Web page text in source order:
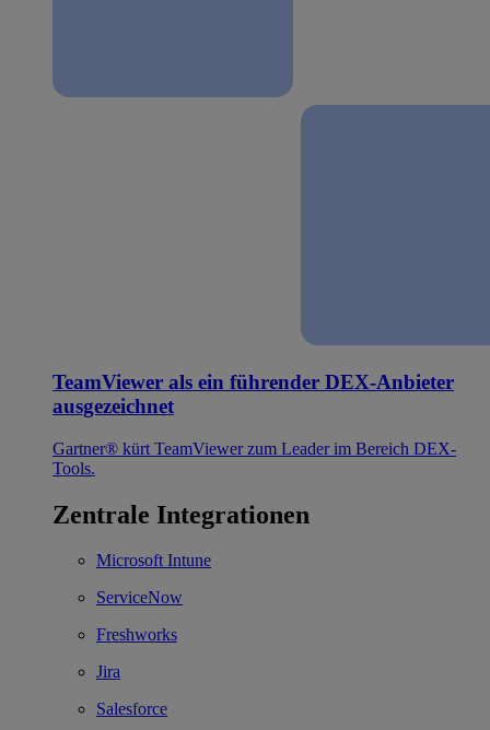
TeamViewer als ein führender DEX-Anbieter
ausgezeichnet
Gartner® kürt TeamViewer zum Leader im Bereich DEX-
Tools.
Zentrale Integrationen
Microsoft Intune
ServiceNow
Freshworks
Jira
Salesforce